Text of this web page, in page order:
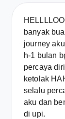
banyak
journey
h-1 bulan
percaya
ketolak
selalu
aku dan
di upi.